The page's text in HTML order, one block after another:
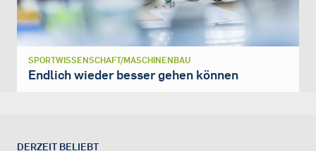
SPORTWISSENSCHAFT/MASCHINENBAU
Endlich wieder besser gehen können
DERZEIT BELIEBT